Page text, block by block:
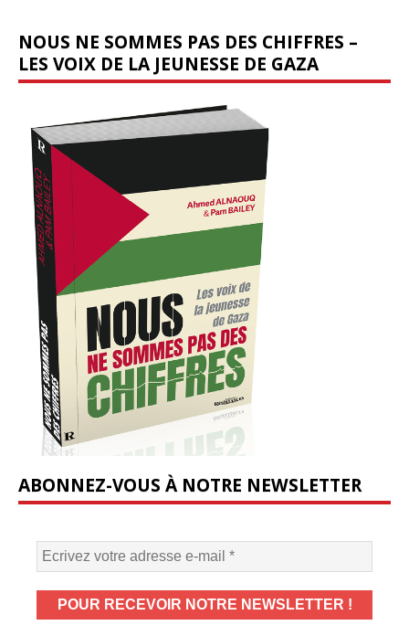
NOUS NE SOMMES PAS DES CHIFFRES –
LES VOIX DE LA JEUNESSE DE GAZA
ABONNEZ-VOUS À NOTRE NEWSLETTER